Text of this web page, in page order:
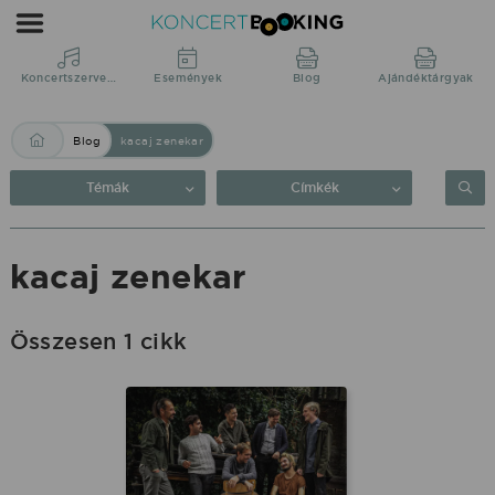
Blog:
zenekar
KoncertBooking
Közvetlenül
a
Koncertszervezés Események Blog Ajándéktárgyak
Blog kacaj zenekar
Témák Címkék
kacaj zenekar
Összesen 1 cikk